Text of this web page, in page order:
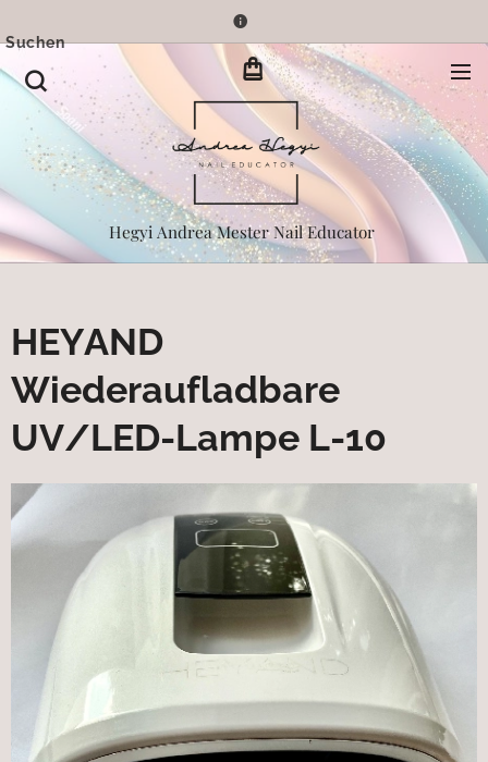
Hegyi Andrea Mester Nail Educator
Suchen
HEYAND
Wiederaufladbare
UV/LED-Lampe L-10